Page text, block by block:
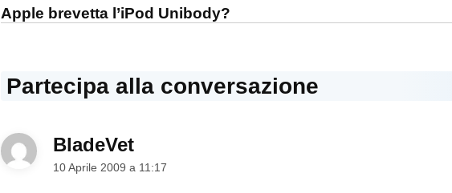
Apple brevetta l’iPod Unibody?
Partecipa alla conversazione
BladeVetdice:
10 Aprile 2009 a 11:17